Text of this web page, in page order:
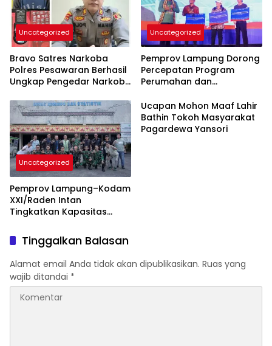
Uncategorized
Bravo Satres Narkoba
Polres Pesawaran Berhasil
Ungkap Pengedar Narkoba
Uncategorized
Pemprov Lampung Dorong
Percepatan Program
Perumahan dan
Rakyat
Uncategorized
Pemprov Lampung–Kodam
XXI/Raden Intan
Tingkatkan Kapasitas
Komunikasi Publik
Ucapan Mohon Maaf Lahir
Bathin Tokoh Masyarakat
Pagardewa Yansori
Tinggalkan Balasan
Alamat email Anda tidak akan dipublikasikan. Ruas yang
wajib ditandai *